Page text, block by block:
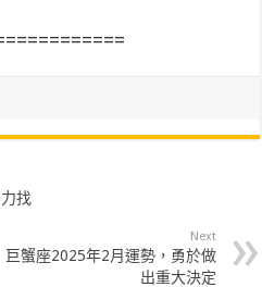
找
Next
巨蟹座2025年2月運勢，勇於做
出重大決定